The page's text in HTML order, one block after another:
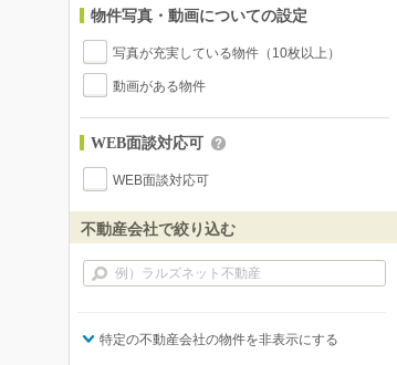
物件写真・動画についての設定
写真が充実している物件（10枚以上）
動画がある物件
WEB面談対応可
WEB面談対応可
不動産会社で絞り込む
特定の不動産会社の物件を非表示にする